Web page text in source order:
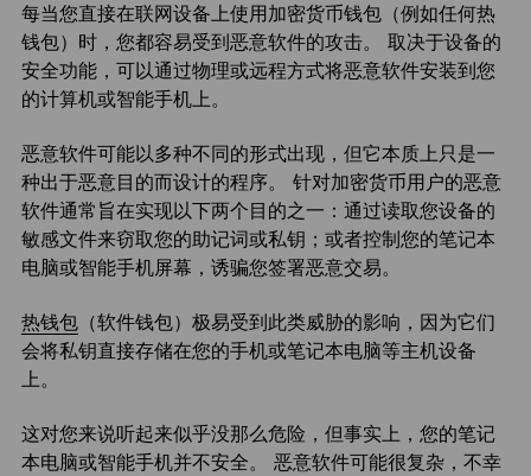
每当您直接在联网设备上使用加密货币钱包（例如任何热
钱包）时，您都容易受到恶意软件的攻击。 取决于设备的
安全功能，可以通过物理或远程方式将恶意软件安装到您
的计算机或智能手机上。
恶意软件可能以多种不同的形式出现，但它本质上只是一
种出于恶意目的而设计的程序。 针对加密货币用户的恶意
软件通常旨在实现以下两个目的之一：通过读取您设备的
敏感文件来窃取您的助记词或私钥；或者控制您的笔记本
电脑或智能手机屏幕，诱骗您签署恶意交易。
热钱包（软件钱包）极易受到此类威胁的影响，因为它们
会将私钥直接存储在您的手机或笔记本电脑等主机设备
上。
这对您来说听起来似乎没那么危险，但事实上，您的笔记
本电脑或智能手机并不安全。 恶意软件可能很复杂，不幸